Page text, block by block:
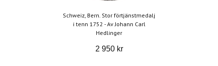
Schweiz, Bern. Stor förtjänstmedalj
i tenn 1752 - Av Johann Carl
Hedlinger
2 950 kr